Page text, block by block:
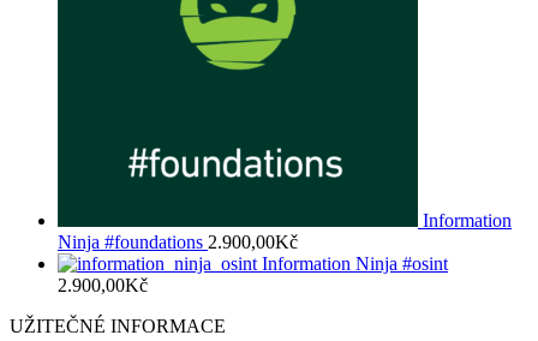
Information
Ninja #foundations 2.900,00Kč
Information Ninja #osint
2.900,00Kč
UŽITEČNÉ INFORMACE